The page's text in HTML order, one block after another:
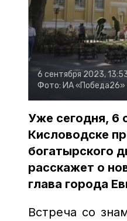
6 сентября 2023,
Фото: ИА
Уже сегодня, 6
Кисловодске
богатырского
расскажет о
глава города
Встреча со